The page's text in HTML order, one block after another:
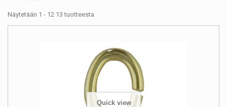
Näytetään 1 - 12 13 tuotteesta
Quick view